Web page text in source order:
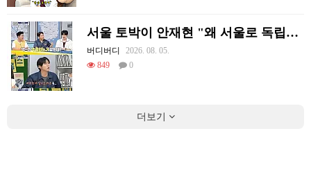
서울 토박이 안재현 "왜 서울로 독립해?"
버디버디
2026. 08. 05.
849
0
더보기